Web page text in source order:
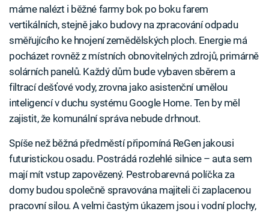
máme nalézt i běžné farmy bok po boku farem
vertikálních, stejně jako budovy na zpracování odpadu
směřujícího ke hnojení zemědělských ploch. Energie má
pocházet rovněž z místních obnovitelných zdrojů, primárně
solárních panelů. Každý dům bude vybaven sběrem a
filtrací dešťové vody, zrovna jako asistenční umělou
inteligencí v duchu systému Google Home. Ten by měl
zajistit, že komunální správa nebude drhnout.
Spíše než běžná předměstí připomíná ReGen jakousi
futuristickou osadu. Postrádá rozlehlé silnice – auta sem
mají mít vstup zapovězený. Pestrobarevná políčka za
domy budou společně spravována majiteli či zaplacenou
pracovní silou. A velmi častým úkazem jsou i vodní plochy,